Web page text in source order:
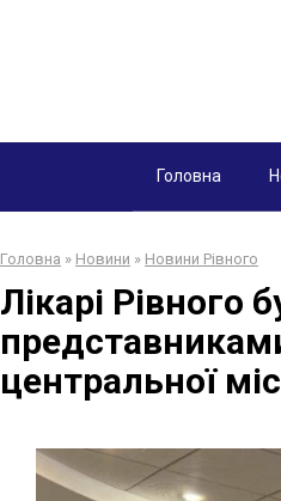
Головна
Головна » Новини » Новини Рівного
Лікарі Рівного
центральної